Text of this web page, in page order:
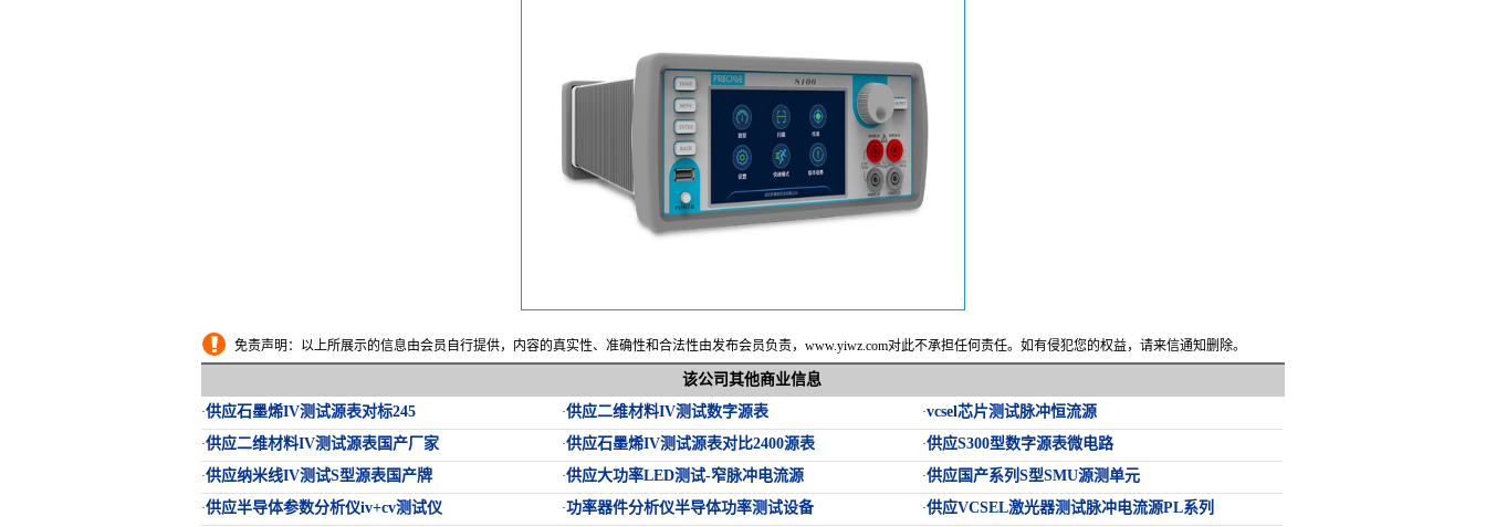
免责声明：以上所展示的信息由会员自行提供，内容的真实性、准确性和合法性由发布会员负责，www.yiwz.com对此不承担任何责任。如有侵犯您的权益，请来信通知删除。
该公司其他商业信息
·供应石墨烯IV测试源表对标245 ·供应二维材料IV测试数字源表 ·vcsel芯片测试脉冲恒流源
·供应二维材料IV测试源表国产厂家 ·供应石墨烯IV测试源表对比2400源表 ·供应S300型数字源表微电路
·供应纳米线IV测试S型源表国产牌 ·供应大功率LED测试-窄脉冲电流源 ·供应国产系列S型SMU源测单元
·供应半导体参数分析仪iv+cv测试仪 ·功率器件分析仪半导体功率测试设备 ·供应VCSEL激光器测试脉冲电流源PL系列